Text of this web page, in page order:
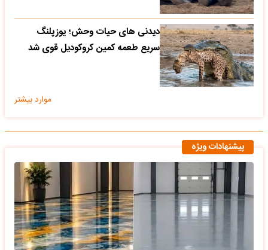
دیدنی های حیات وحش؛ یوزپلنگ
سریع طعمه کمین کروکودیل قوی شد
موارد بیشتر
پیشنهادات ویژه